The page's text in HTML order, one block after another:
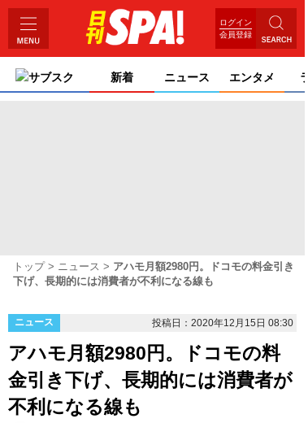
ログイン
会員登録
サブスク 新着 ニュース エンタメ
トップ ニュース
アハモ月額2980円。ドコモの料金引き
下げ、長期的には消費者が不利になる線も
ニュース 投稿日：2020年12月15日 08:30
アハモ月額2980円。ドコモの料
金引き下げ、長期的には消費者が
不利になる線も